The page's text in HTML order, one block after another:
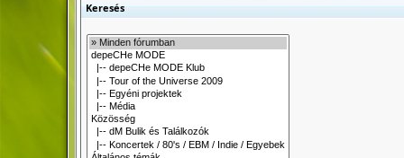
Keresés